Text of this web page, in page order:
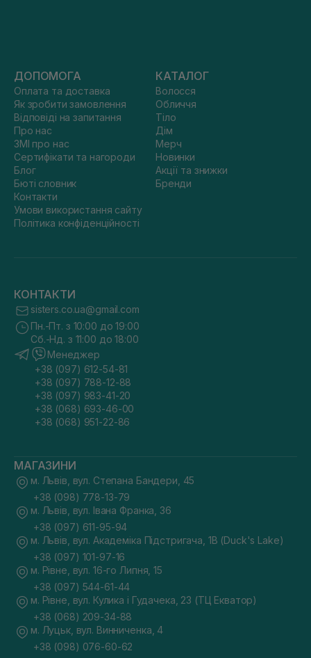
ДОПОМОГА
Оплата та доставка
Як зробити замовлення
Відповіді на запитання
Про нас
ЗМІ про нас
Сертифікати та нагороди
Блог
Бюті словник
Контакти
Умови використання сайту
Політика конфіденційності
КАТАЛОГ
Волосся
Обличчя
Тіло
Дім
Мерч
Новинки
Акції та знижки
Бренди
КОНТАКТИ
sisters.co.ua@gmail.com
Пн.-Пт. з 10:00 до 19:00
Сб.-Нд. з 11:00 до 18:00
Менеджер
+38 (097) 612-54-81
+38 (097) 788-12-88
+38 (097) 983-41-20
+38 (068) 693-46-00
+38 (068) 951-22-86
МАГАЗИНИ
м. Львів, вул. Степана Бандери, 45
+38 (098) 778-13-79
м. Львів, вул. Івана Франка, 36
+38 (097) 611-95-94
м. Львів, вул. Академіка Підстригача, 1В (Duck's Lake)
+38 (097) 101-97-16
м. Рівне, вул. 16-го Липня, 15
+38 (097) 544-61-44
м. Рівне, вул. Кулика і Гудачека, 23 (ТЦ Екватор)
+38 (068) 209-34-88
м. Луцьк, вул. Винниченка, 4
+38 (098) 076-60-62